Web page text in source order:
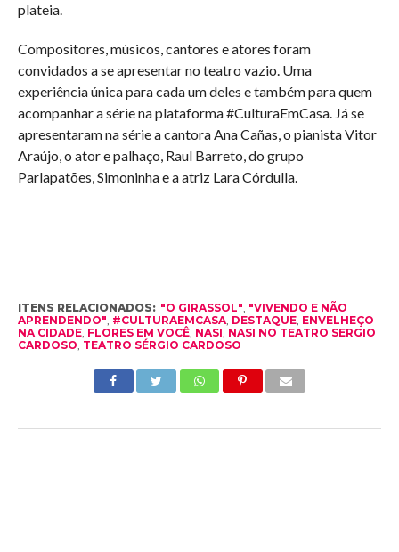
plateia.
Compositores, músicos, cantores e atores foram
convidados a se apresentar no teatro vazio. Uma
experiência única para cada um deles e também para quem
acompanhar a série na plataforma #CulturaEmCasa. Já se
apresentaram na série a cantora Ana Cañas, o pianista Vitor
Araújo, o ator e palhaço, Raul Barreto, do grupo
Parlapatões, Simoninha e a atriz Lara Córdulla.
ITENS RELACIONADOS: "O GIRASSOL", "VIVENDO E NÃO
APRENDENDO", #CULTURAEMCASA, DESTAQUE, ENVELHEÇO
NA CIDADE, FLORES EM VOCÊ, NASI, NASI NO TEATRO SERGIO
CARDOSO, TEATRO SÉRGIO CARDOSO